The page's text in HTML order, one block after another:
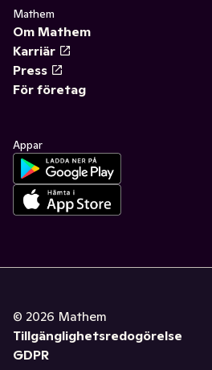
Mathem
Om Mathem
Karriär
Press
För företag
Appar
© 2026 Mathem
Tillgänglighetsredogörelse
GDPR